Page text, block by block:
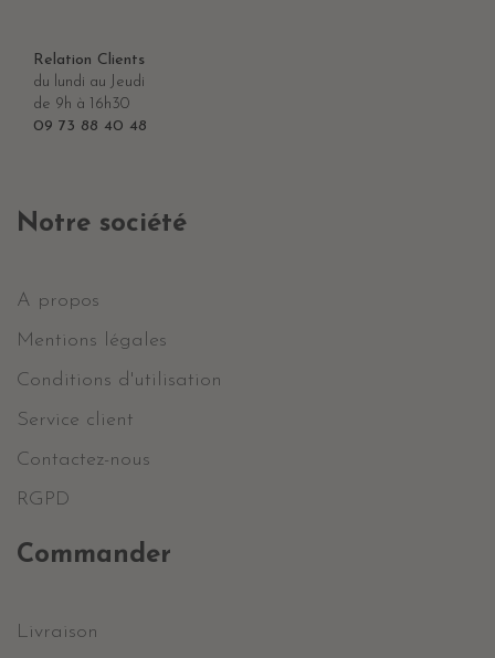
Relation Clients
du lundi au Jeudi
de 9h à 16h30
09 73 88 40 48
Notre société
A propos
Mentions légales
Conditions d'utilisation
Service client
Contactez-nous
RGPD
Commander
Livraison